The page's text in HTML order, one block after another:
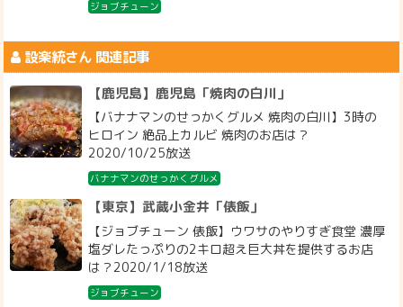
ジョブチューン
設楽統さん 関連記事
【鹿児島】鹿児島「焼肉の白川」
【バナナマンのせっかくグルメ 焼肉の白川】3時の
ヒロイン 絶品上カルビ 焼肉のお店は？
2020/10/25放送
バナナマンのせっかくグルメ
【東京】武蔵小金井「俵飯」
【ジョブチューン 俵飯】ウワサのやりすぎ食堂 濃厚
塩ダレたっぷりの2キロ超え巨大丼を提供するお店
は？2020/1/18放送
ジョブチューン